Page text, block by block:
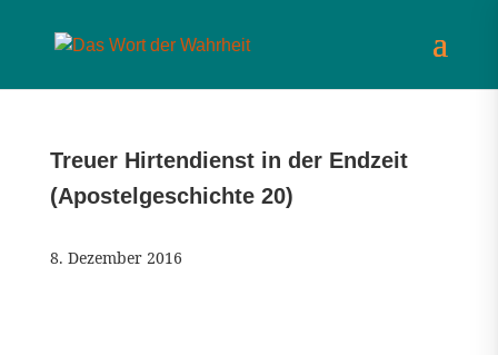
Treuer Hirtendienst in der Endzeit
(Apostelgeschichte 20)
8. Dezember 2016